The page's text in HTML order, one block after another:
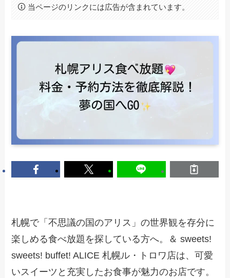
当ページのリンクには広告が含まれています。
札幌で「不思議の国のアリス」の世界観を存分に
楽しめる食べ放題を探している方へ。＆ sweets!
sweets! buffet! ALICE 札幌ル・トロワ店は、可愛
いスイーツと充実したお食事が魅力のお店です。